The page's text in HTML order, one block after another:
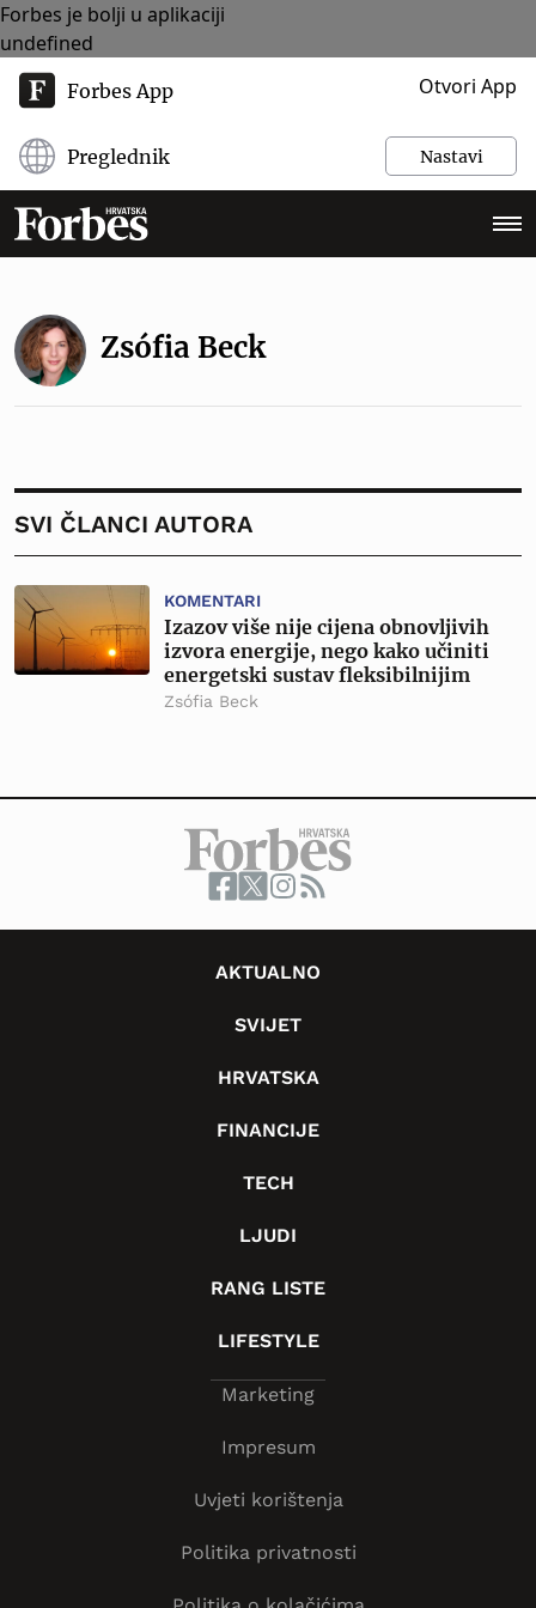
Forbes je bolji u aplikaciji
undefined
Forbes App Otvori App
Preglednik Nastavi
Zsófia Beck
SVI ČLANCI AUTORA
KOMENTARI
Izazov više nije cijena obnovljivih
izvora energije, nego kako učiniti
energetski sustav fleksibilnijim
Zsófia Beck
AKTUALNO
SVIJET
HRVATSKA
FINANCIJE
TECH
LJUDI
RANG LISTE
LIFESTYLE
Marketing
Impresum
Uvjeti korištenja
Politika privatnosti